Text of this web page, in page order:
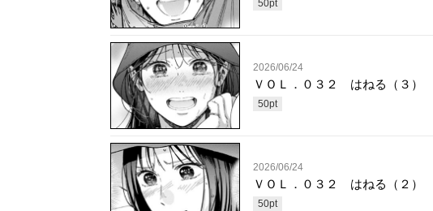
50pt
2026/06/24
ＶＯＬ．０３２ はねる（３）
50pt
2026/06/24
ＶＯＬ．０３２ はねる（２）
50pt